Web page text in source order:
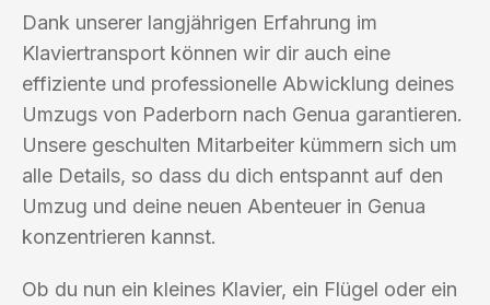
Dank unserer langjährigen Erfahrung im
Klaviertransport können wir dir auch eine
effiziente und professionelle Abwicklung deines
Umzugs von Paderborn nach Genua garantieren.
Unsere geschulten Mitarbeiter kümmern sich um
alle Details, so dass du dich entspannt auf den
Umzug und deine neuen Abenteuer in Genua
konzentrieren kannst.
Ob du nun ein kleines Klavier, ein Flügel oder ein